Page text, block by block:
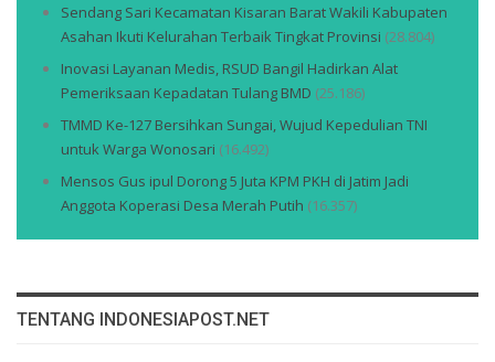
Sendang Sari Kecamatan Kisaran Barat Wakili Kabupaten
Asahan Ikuti Kelurahan Terbaik Tingkat Provinsi (28.804)
Inovasi Layanan Medis, RSUD Bangil Hadirkan Alat
Pemeriksaan Kepadatan Tulang BMD (25.186)
TMMD Ke-127 Bersihkan Sungai, Wujud Kepedulian TNI
untuk Warga Wonosari (16.492)
Mensos Gus ipul Dorong 5 Juta KPM PKH di Jatim Jadi
Anggota Koperasi Desa Merah Putih (16.357)
TENTANG INDONESIAPOST.NET